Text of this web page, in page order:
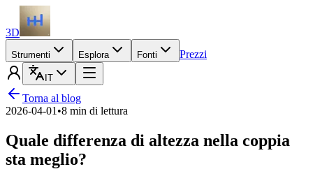
3D
Strumenti Esplora Fonti Prezzi
IT
Torna al blog
2026-04-01 •8 min di lettura
Quale differenza di altezza nella coppia
sta meglio?